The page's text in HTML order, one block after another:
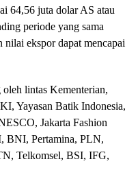
64,56 juta dolar AS atau
periode yang sama
ekspor dapat mencapai
lintas Kementerian,
Yayasan Batik Indonesia,
Jakarta Fashion
BNI, Pertamina, PLN,
Telkomsel, BSI, IFG,